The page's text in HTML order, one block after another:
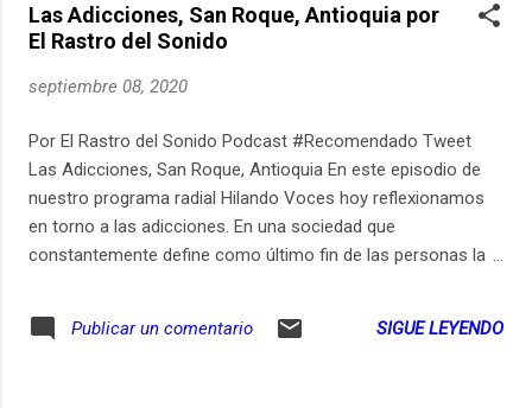
Las Adicciones, San Roque, Antioquia por
El Rastro del Sonido
septiembre 08, 2020
Por El Rastro del Sonido Podcast #Recomendado Tweet
Las Adicciones, San Roque, Antioquia En este episodio de
nuestro programa radial Hilando Voces hoy reflexionamos
en torno a las adicciones. En una sociedad que
constantemente define como último fin de las personas la
declaradas en el placer: drogas, pornografía, televisión, vídeo
juegos que salidos de nuestras manos hacen que seamos
Publicar un comentario SIGUE LEYENDO